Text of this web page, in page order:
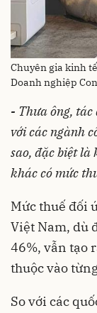
Chuyên gia kinh
Doanh nghiệp
- Thưa ông,
với các ngành
sao, đặc biệt là
khác có mức
Mức thuế đối
Việt Nam, dù
46%, vẫn tạo
thuộc vào
So với các